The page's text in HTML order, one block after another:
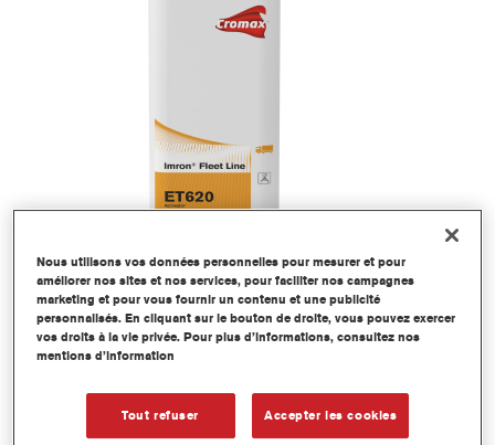
ET645 Imron® Fleet Line Activateur
HS Rapide
Numéro article
Code du produit 1250044708
Nous utilisons vos données personnelles pour mesurer et pour
améliorer nos sites et nos services, pour faciliter nos campagnes
marketing et pour vous fournir un contenu et une publicité
personnalisés. En cliquant sur le bouton de droite, vous pouvez exercer
vos droits à la vie privée. Pour plus d’informations, consultez nos
mentions d’information
Tout refuser Accepter les cookies